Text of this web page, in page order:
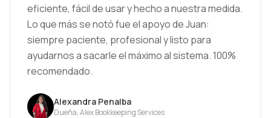
eficiente, fácil de usar y hecho a nuestra medida.
Lo que más se notó fue el apoyo de Juan:
siempre paciente, profesional y listo para
ayudarnos a sacarle el máximo al sistema. 100%
recomendado.
Alexandra Penalba
Dueña, Alex Bookkeeping Services